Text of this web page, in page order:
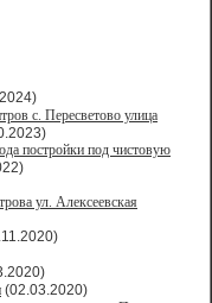
с. Пересветово улица
постройки под чистовую
ул. Алексеевская
(02.03.2020)